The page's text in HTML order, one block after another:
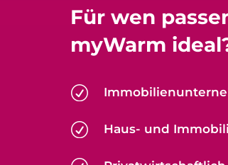
Für wen
myWarm
R
R Haus- und